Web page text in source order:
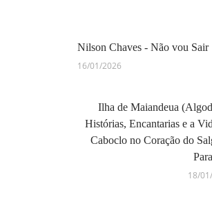
Nilson Chaves - Não vou Sair
16/01/2026
Ilha de Maiandeua
Histórias, Encantarias e a
Caboclo no Coração do
18/